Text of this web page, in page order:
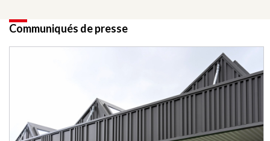
Communiqués de presse